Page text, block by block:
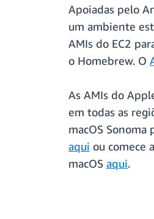
Apoiadas pelo
um ambiente
AMIs do EC2
o Homebrew. O
As AMIs do
em todas as
macOS Sonoma
aqui ou comece
macOS aqui.